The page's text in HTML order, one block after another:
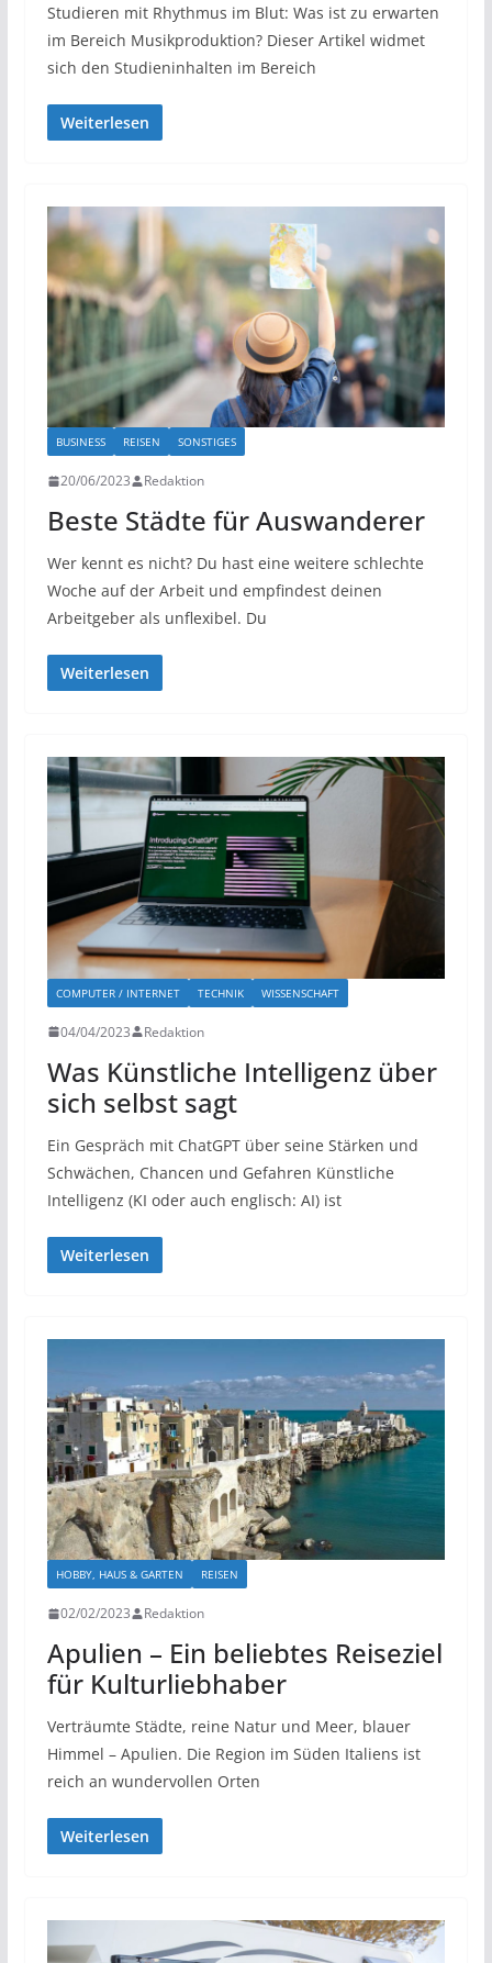
Studieren mit Rhythmus im Blut: Was ist zu erwarten
im Bereich Musikproduktion? Dieser Artikel widmet
sich den Studieninhalten im Bereich
Weiterlesen
BUSINESS REISEN SONSTIGES
20/06/2023 Redaktion
Beste Städte für Auswanderer
Wer kennt es nicht? Du hast eine weitere schlechte
Woche auf der Arbeit und empfindest deinen
Arbeitgeber als unflexibel. Du
Weiterlesen
COMPUTER / INTERNET TECHNIK WISSENSCHAFT
04/04/2023 Redaktion
Was Künstliche Intelligenz über
sich selbst sagt
Ein Gespräch mit ChatGPT über seine Stärken und
Schwächen, Chancen und Gefahren Künstliche
Intelligenz (KI oder auch englisch: AI) ist
Weiterlesen
HOBBY, HAUS & GARTEN REISEN
02/02/2023 Redaktion
Apulien – Ein beliebtes Reiseziel
für Kulturliebhaber
Verträumte Städte, reine Natur und Meer, blauer
Himmel – Apulien. Die Region im Süden Italiens ist
reich an wundervollen Orten
Weiterlesen